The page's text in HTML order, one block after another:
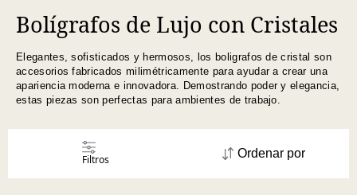
Bolígrafos de Lujo con Cristales
Elegantes, sofisticados y hermosos, los boligrafos de cristal son
accesorios fabricados milimétricamente para ayudar a crear una
apariencia moderna e innovadora. Demostrando poder y elegancia,
estas piezas son perfectas para ambientes de trabajo.
Ordenar por
Filtros